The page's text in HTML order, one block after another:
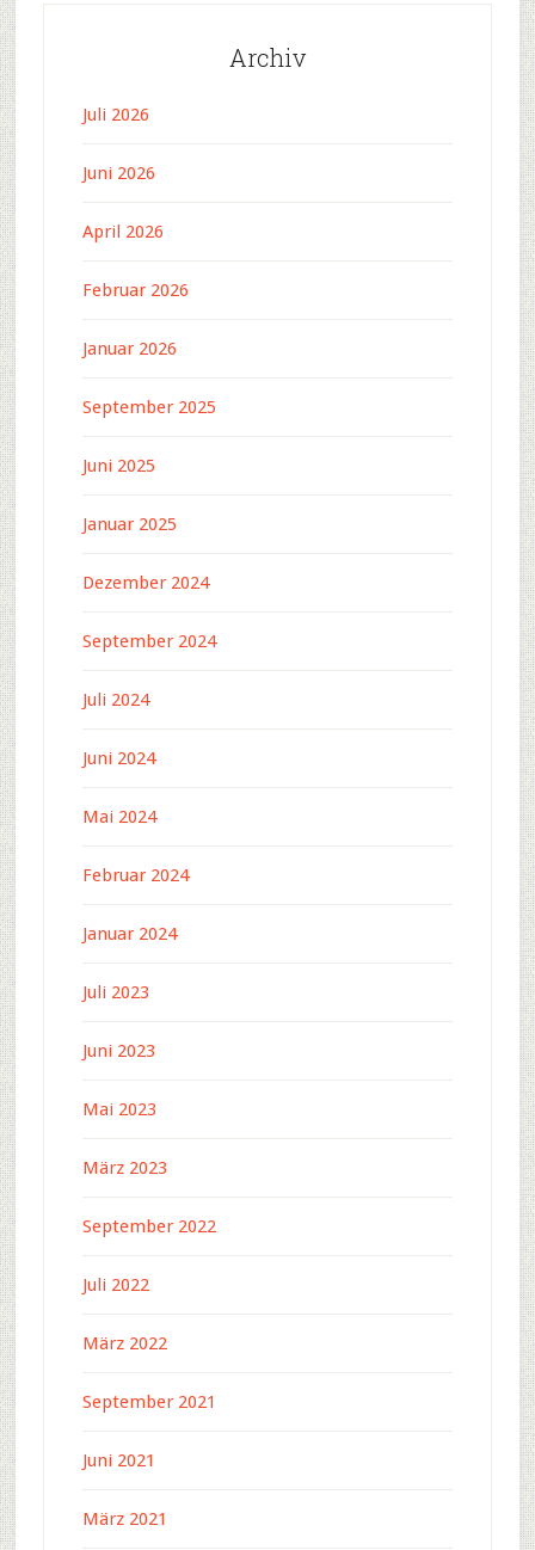
Archiv
Juli 2026
Juni 2026
April 2026
Februar 2026
Januar 2026
September 2025
Juni 2025
Januar 2025
Dezember 2024
September 2024
Juli 2024
Juni 2024
Mai 2024
Februar 2024
Januar 2024
Juli 2023
Juni 2023
Mai 2023
März 2023
September 2022
Juli 2022
März 2022
September 2021
Juni 2021
März 2021